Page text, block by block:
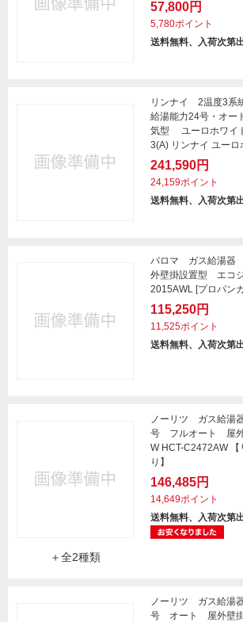
57,800円
5,780ポイント
送料無料、入荷次第
リンナイ 2温度3
給湯能力24号・オ
気型 ユーロホワイ
3(A) リンナイ ユーロ
241,590円
24,159ポイント
送料無料、入荷次第
パロマ ガス給湯器
外壁掛設置型 エ
2015AWL [プロパン
115,250円
11,525ポイント
送料無料、入荷次第
＋全2種類
ノーリツ ガス給湯
号 フルオート 屋外
W HCT-C2472AW
り】
146,485円
14,649ポイント
送料無料、入荷次第
ノーリツ ガス給湯
号 オート 屋外壁